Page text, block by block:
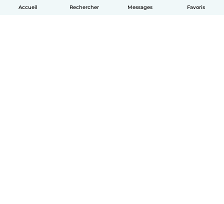
Accueil Rechercher Messages Favoris